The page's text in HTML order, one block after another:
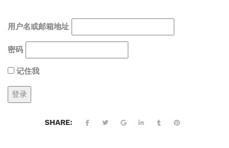
用户名或邮箱地址
密码
记住我
SHARE: